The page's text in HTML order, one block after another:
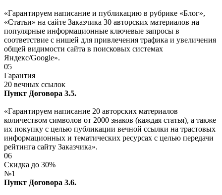
«Гарантируем написание и публикацию в рубрике «Блог»,
«Статьи» на сайте Заказчика 30 авторских материалов на
популярные информационные ключевые запросы в
соответствие с нишей для привлечения трафика и увеличения
общей видимости сайта в поисковых системах
Яндекс/Google».
05
Гарантия
20 вечных ссылок
Пункт Договора 3.5.
«Гарантируем написание 20 авторских материалов
количеством символов от 2000 знаков (каждая статья), а также
их покупку с целью публикации вечной ссылки на трастовых
информационных и тематических ресурсах с целью передачи
рейтинга сайту Заказчика».
06
Скидка до 30%
№1
Пункт Договора 3.6.